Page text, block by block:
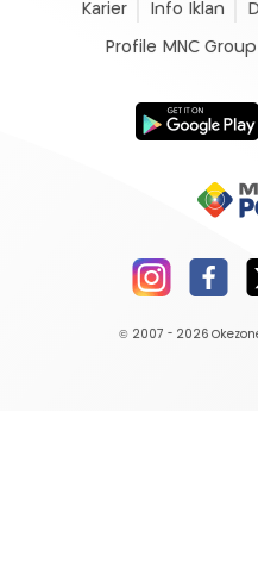
Karier Info Iklan
Profile MNC Group
© 2007 - 2026